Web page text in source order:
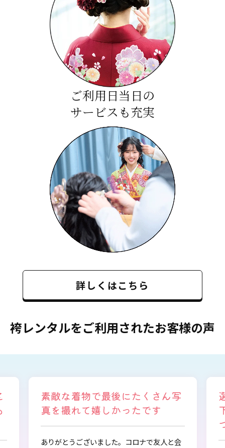
ご利用日当日の
サービスも充実
詳しくはこちら
袴レンタルをご利用されたお客様の声
選ぶ時から色々と親身になって
下さり、自分に似合うものを見
つけることができました